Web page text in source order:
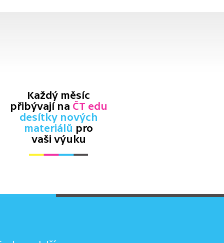
Každý měsíc
přibývají na ČT edu
desítky nových
materiálů pro
vaši výuku